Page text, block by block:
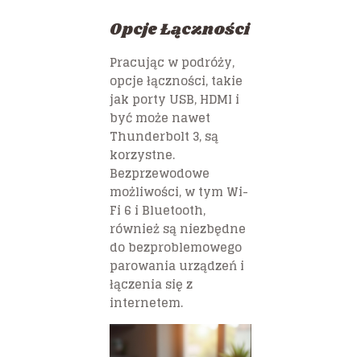
Opcje Łączności
Pracując w podróży,
opcje łączności, takie
jak porty USB, HDMI i
być może nawet
Thunderbolt 3, są
korzystne.
Bezprzewodowe
możliwości, w tym Wi-
Fi 6 i Bluetooth,
również są niezbędne
do bezproblemowego
parowania urządzeń i
łączenia się z
internetem.